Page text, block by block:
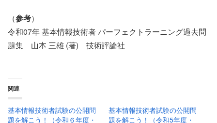
（参考）
令和07年 基本情報技術者 パーフェクトラーニング過去問
題集 山本 三雄 (著) 技術評論社
関連
基本情報技術者試験の公開問
題を解こう！（令和６年度・
基本情報技術者試験の公開問
題を解こう！（令和5年度・